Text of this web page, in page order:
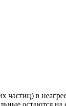
в
остаются на